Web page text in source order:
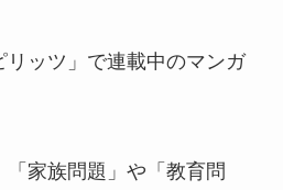
ッツ」で連載中のマンガ
家族問題」や「教育問